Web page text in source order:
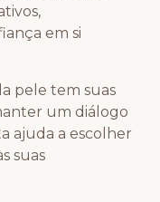
em si
pele tem suas
um diálogo
ajuda a escolher
suas